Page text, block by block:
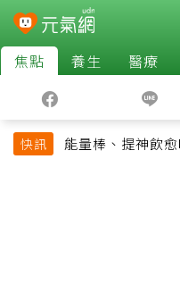
焦點 養生 醫療
快訊
能量棒、提神飲